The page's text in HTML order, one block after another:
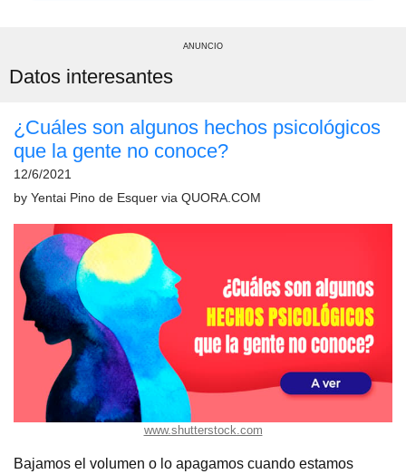
ANUNCIO
Datos interesantes
¿Cuáles son algunos hechos psicológicos
que la gente no conoce?
12/6/2021
by Yentai Pino de Esquer via QUORA.COM
www.shutterstock.com
Bajamos el volumen o lo apagamos cuando estamos